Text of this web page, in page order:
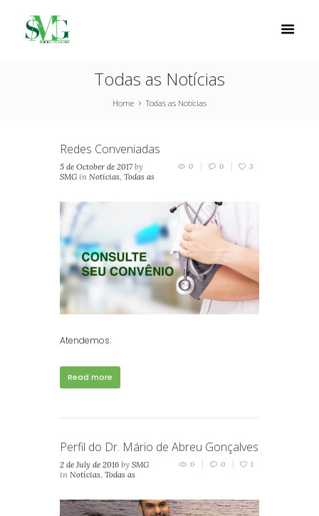
Todas as Notícias
Home Todas as Notícias
Redes Conveniadas
5 de October de 2017 by
SMG in Notícias, Todas as
0 0 3
Atendemos:
Read more
Perfil do Dr. Mário de Abreu Gonçalves
2 de July de 2016 by SMG
in Notícias, Todas as
0 0 1